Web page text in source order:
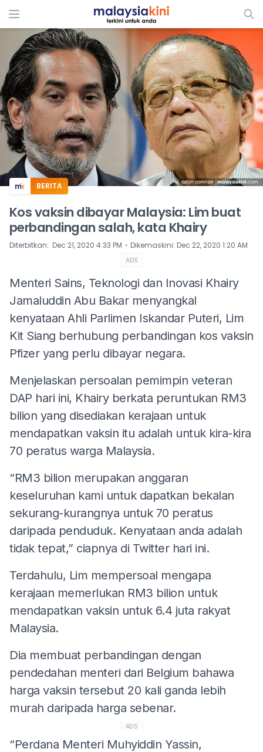
ADS
BERITA
Kos vaksin dibayar Malaysia: Lim buat
perbandingan salah, kata Khairy
Diterbitkan: Dec 21, 2020 4:33 PM ⋅ Dikemaskini: Dec 22, 2020 1:20 AM
ADS
Menteri Sains, Teknologi dan Inovasi Khairy
Jamaluddin Abu Bakar menyangkal
kenyataan Ahli Parlimen Iskandar Puteri, Lim
Kit Siang berhubung perbandingan kos vaksin
Pfizer yang perlu dibayar negara.
Menjelaskan persoalan pemimpin veteran
DAP hari ini, Khairy berkata peruntukan RM3
bilion yang disediakan kerajaan untuk
mendapatkan vaksin itu adalah untuk kira-kira
70 peratus warga Malaysia.
“RM3 bilion merupakan anggaran
keseluruhan kami untuk dapatkan bekalan
sekurang-kurangnya untuk 70 peratus
daripada penduduk. Kenyataan anda adalah
tidak tepat,” ciapnya di Twitter hari ini.
Terdahulu, Lim mempersoal mengapa
kerajaan memerlukan RM3 bilion untuk
mendapatkan vaksin untuk 6.4 juta rakyat
Malaysia.
Dia membuat perbandingan dengan
pendedahan menteri dari Belgium bahawa
harga vaksin tersebut 20 kali ganda lebih
murah daripada harga sebenar.
ADS
“Perdana Menteri Muhyiddin Yassin,